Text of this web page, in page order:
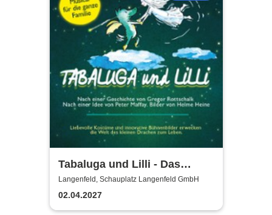
Tabaluga und Lilli - Das
drachenstarke Musical für die
ganze Familie
Langenfeld, Schauplatz Langenfeld GmbH
02.04.2027